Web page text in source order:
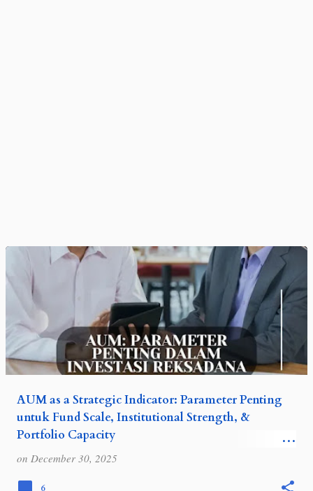
AUM as a Strategic Indicator: Parameter Penting
untuk Fund Scale, Institutional Strength, &
Portfolio Capacity
Istilah AUM ( Asset Under Management ) sering
Keberadaan AUM penting untuk meningkatkan
on December 30, 2025